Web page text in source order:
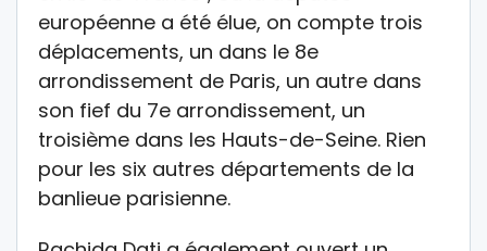
européenne a été élue, on compte trois
déplacements, un dans le 8e
arrondissement de Paris, un autre dans
son fief du 7e arrondissement, un
troisième dans les Hauts-de-Seine. Rien
pour les six autres départements de la
banlieue parisienne.